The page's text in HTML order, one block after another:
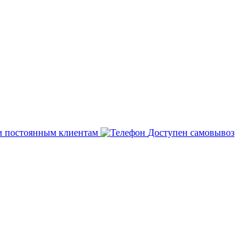
постоянным клиентам Доступен самовывоз